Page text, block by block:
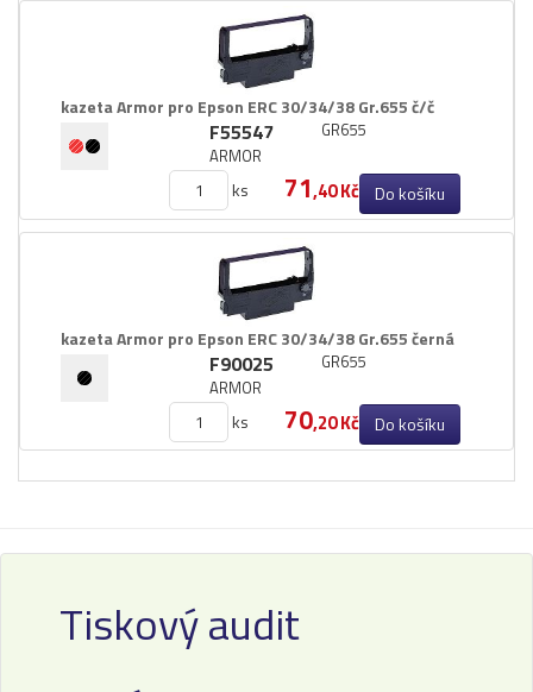
kazeta Armor pro Epson ERC 30/​34/​38 Gr.​655 č/​č
F55547
ARMOR
GR655
ks 71,40 Kč Do košíku
kazeta Armor pro Epson ERC 30/​34/​38 Gr.​655 černá
F90025
ARMOR
GR655
ks 70,20 Kč Do košíku
Tiskový audit